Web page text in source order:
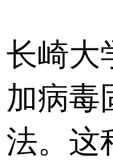
长崎大
加病毒
法。这